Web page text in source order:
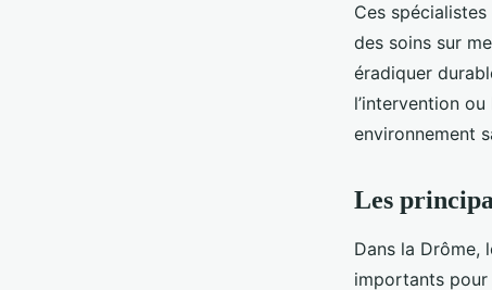
Ces
des soins sur
éradiquer
l’intervention
environnement
Les
Dans la Drôme,
importants